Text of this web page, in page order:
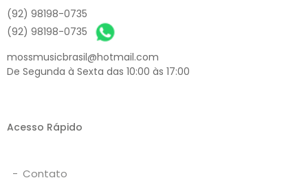
(92) 98198-0735
(92) 98198-0735
mossmusicbrasil@hotmail.com
De Segunda à Sexta das 10:00 às 17:00
Acesso Rápido
- Contato